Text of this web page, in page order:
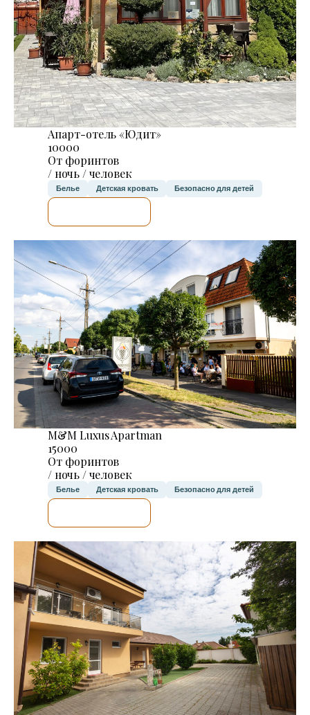
Апарт-отель «Юдит»
10000
От форинтов
/ ночь / человек
Белье Детская кровать Безопасно для детей
M&M Luxus Apartman
15000
От форинтов
/ ночь / человек
Белье Детская кровать Безопасно для детей